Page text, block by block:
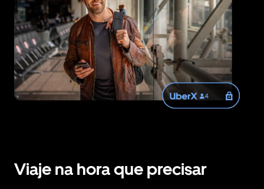
Viaje na hora que precisar